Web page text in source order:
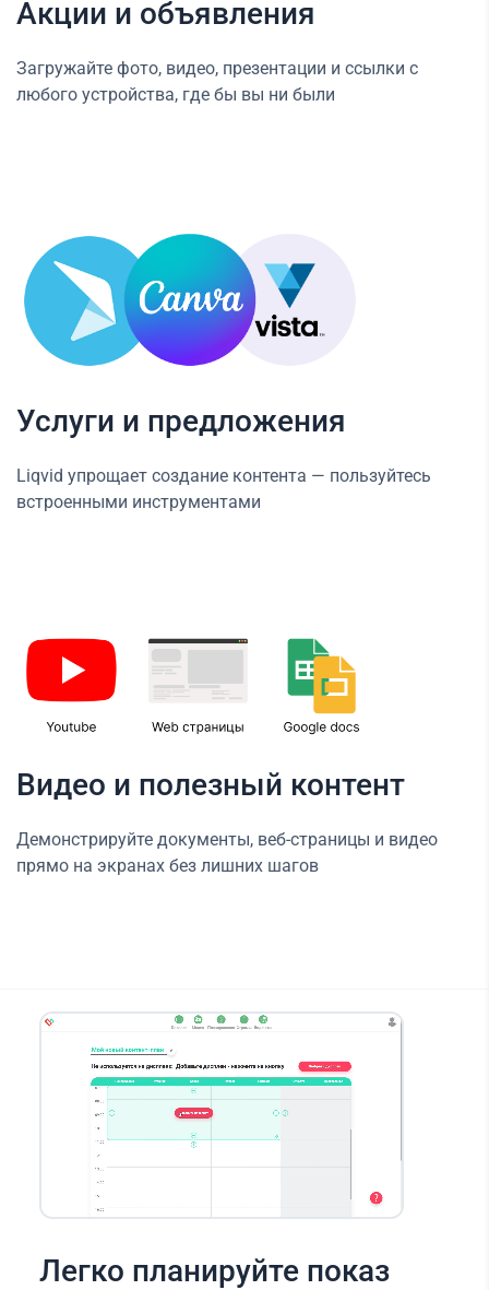
Акции и объявления
Загружайте фото, видео, презентации и ссылки с
любого устройства, где бы вы ни были
Услуги и предложения
Liqvid упрощает создание контента — пользуйтесь
встроенными инструментами
Видео и полезный контент
Демонстрируйте документы, веб-страницы и видео
прямо на экранах без лишних шагов
Легко планируйте показ